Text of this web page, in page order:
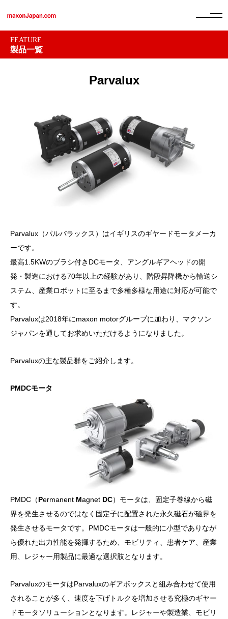
FEATURE
製品一覧
Parvalux
Parvalux（パルバラックス）はイギリスのギヤードモータメーカ
ーです。
最高1.5KWのブラシ付きDCモータ、アングルギアヘッドの開
発・製造における70年以上の経験があり、階段昇降機から輸送シ
ステム、産業ロボットに至るまで多種多様な用途に対応が可能で
す。
Parvaluxは2018年にmaxon motorグループに加わり、マクソン
ジャパンを通してお求めいただけるようになりました。
Parvaluxの主な製品群をご紹介します。
PMDCモータ
PMDC（Permanent Magnet DC）モータは、固定子巻線から磁
界を発生させるのではなく固定子に配置された永久磁石が磁界を
発生させるモータです。PMDCモータは一般的に小型でありなが
ら優れた出力性能を発揮するため、モビリティ、患者ケア、産業
用、レジャー用製品に最適な選択肢となります。
ParvaluxのモータはParvaluxのギアボックスと組み合わせて使用
されることが多く、速度を下げトルクを増加させる究極のギヤー
ドモータソリューションとなります。レジャーや製造業、モビリ